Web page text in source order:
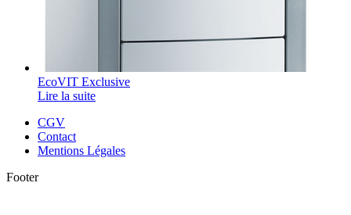
EcoVIT Exclusive
Lire la suite
CGV
Contact
Mentions Légales
Footer